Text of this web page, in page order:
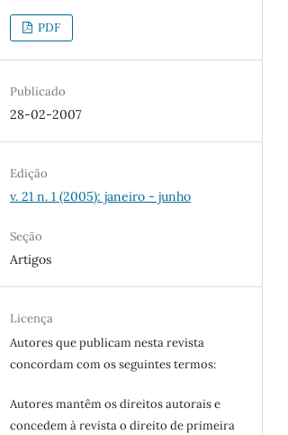
PDF
Publicado
28-02-2007
Edição
v. 21 n. 1 (2005): janeiro - junho
Seção
Artigos
Licença
Autores que publicam nesta revista
concordam com os seguintes termos:
Autores mantêm os direitos autorais e
concedem à revista o direito de primeira